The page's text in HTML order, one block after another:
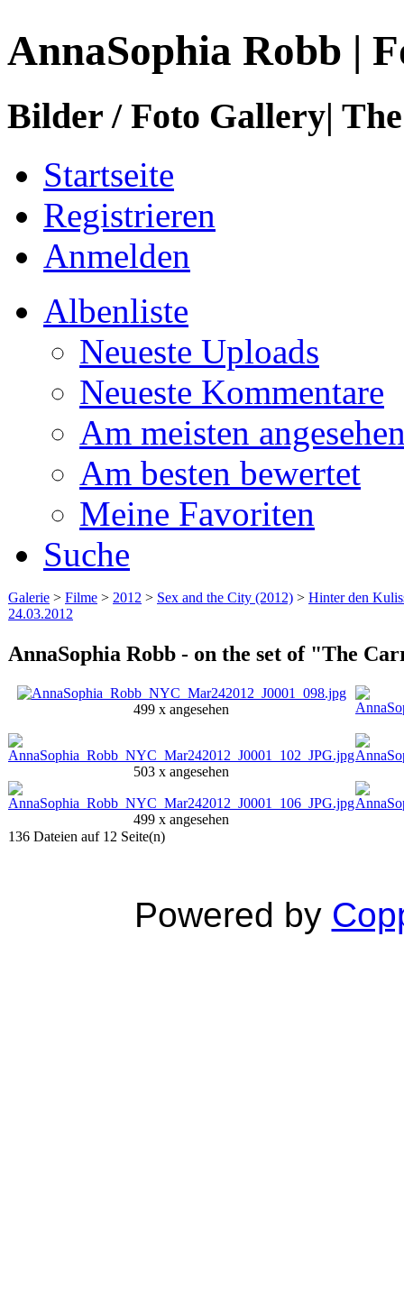
AnnaSophia Robb |
Bilder / Foto Gallery|
Startseite
Registrieren
Anmelden
Albenliste
Neueste Uploads
Neueste Kommentare
Am meisten
Am besten bewertet
Meine Favoriten
Suche
Galerie > Filme > 2012 > Sex and the City (2012) > Hinter den
24.03.2012
AnnaSophia Robb - on the set of "The
499 x angesehen
503 x angesehen
499 x angesehen
136 Dateien auf 12 Seite(n)
Powered by